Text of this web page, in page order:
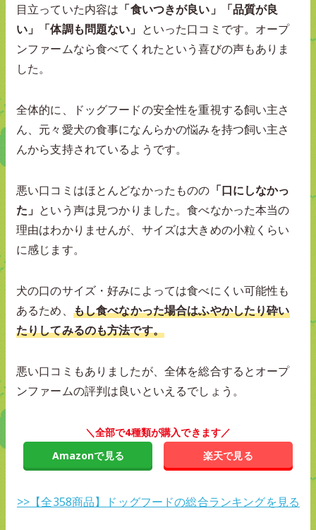
目立っていた内容は 「食いつきが良い」「品質が良
い」「体調も問題ない」 といった口コミです。オープ
ンファームなら食べてくれたという喜びの声もありま
した。
全体的に、ドッグフードの安全性を重視する飼い主さ
ん、元々愛犬の食事になんらかの悩みを持つ飼い主さ
んから支持されているようです。
悪い口コミはほとんどなかったものの 「口にしなかっ
た」 という声は見つかりました。食べなかった本当の
理由はわかりませんが、サイズは大きめの小粒くらい
に感じます。
犬の口のサイズ・好みによっては食べにくい可能性も
あるため、 もし食べなかった場合はふやかしたり砕い
たりしてみるのも方法です。
悪い口コミもありましたが、全体を総合するとオープ
ンファームの評判は良いといえるでしょう。
＼全部で4種類が購入できます／
Amazonで見る
楽天で見る
>>【全358商品】ドッグフードの総合ランキングを見る